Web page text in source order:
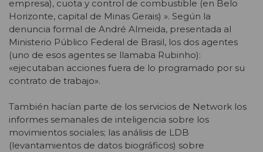
empresa), cuota y control de combustible (en Belo
Horizonte, capital de Minas Gerais) ». Según la
denuncia formal de André Almeida, presentada al
Ministerio Público Federal de Brasil, los dos agentes
(uno de esos agentes se llamaba Rubinho):
«ejecutaban acciones fuera de lo programado por su
contrato de trabajo».
También hacían parte de los servicios de Network los
informes semanales de inteligencia sobre los
movimientos sociales; las análisis de LDB
(levantamientos de datos biográficos) sobre